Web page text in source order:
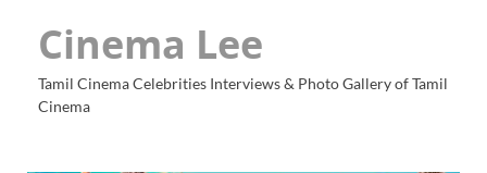
Cinema Lee
Tamil Cinema Celebrities Interviews & Photo Gallery of Tamil
Cinema